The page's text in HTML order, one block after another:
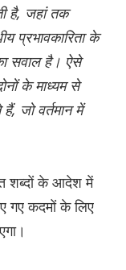
है, जहां तक
प्रभावकारिता के
सवाल है। ऐसे
के माध्यम से
जो वर्तमान में
शब्दों के आदेश में
गए कदमों के लिए